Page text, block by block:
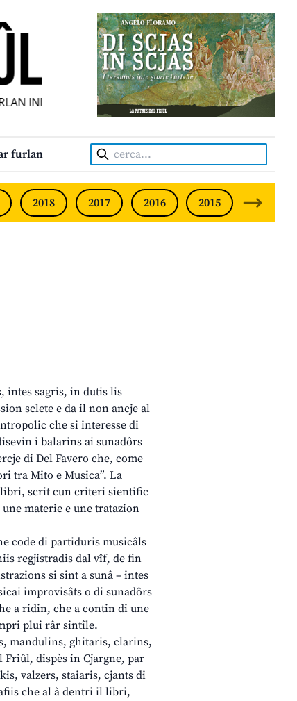
INDIPENDENT • INDEPENDENT FRIULIAN MONTHLY
furlan Cerca:
2018 2017 2016 2015 2014
intes sagris, in dutis lis
sclete e da il non ancje al
che si interesse di
i balarins ai sunadôrs
di Del Favero che, come
tra Mito e Musica”. La
libri, scrit cun criteri sientific
materie e une tratazion
code di partiduris musicâls
regjistradis dal vîf, de fin
si sint a sunâ – intes
improvisâts o di sunadôrs
a ridin, che a contin di une
plui râr sintîle.
mandulins, ghitaris, clarins,
Friûl, dispès in Cjargne, par
valzers, staiaris, cjants di
che al à dentri il libri,